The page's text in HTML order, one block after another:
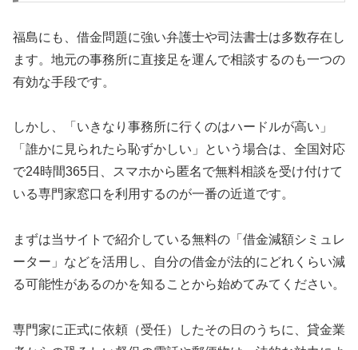
福島にも、借金問題に強い弁護士や司法書士は多数存在し
ます。地元の事務所に直接足を運んで相談するのも一つの
有効な手段です。
しかし、「いきなり事務所に行くのはハードルが高い」
「誰かに見られたら恥ずかしい」という場合は、全国対応
で24時間365日、スマホから匿名で無料相談を受け付けて
いる専門家窓口を利用するのが一番の近道です。
まずは当サイトで紹介している無料の「借金減額シミュレ
ーター」などを活用し、自分の借金が法的にどれくらい減
る可能性があるのかを知ることから始めてみてください。
専門家に正式に依頼（受任）したその日のうちに、貸金業